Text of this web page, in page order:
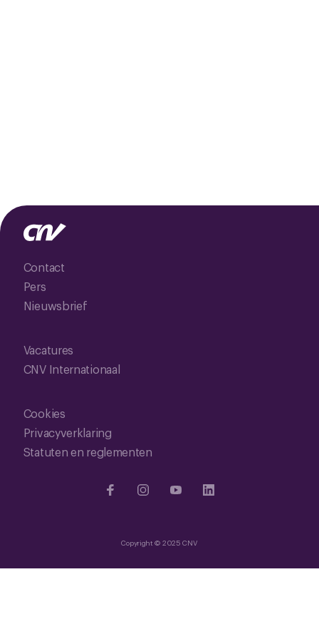
Contact
Pers
Nieuwsbrief
Vacatures
CNV Internationaal
Cookies
Privacyverklaring
Statuten en reglementen
Copyright © 2025 CNV